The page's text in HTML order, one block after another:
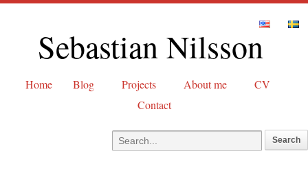
Sebastian Nilsson
Home Blog Projects About me
CV
Contact